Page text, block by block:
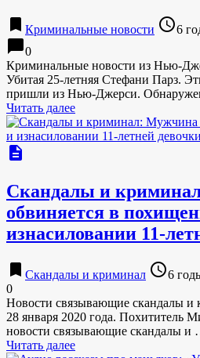
bookmark Криминальные новости access_time6
chat_bubble0
Криминальные новости из Нью-
Убитая 25-летняя Стефани Парз.
пришли из Нью-Джерси.
Читать далее
description
Скандалы и
обвиняется в
изнасиловании 11-
bookmark Скандалы и криминал access_time6
0
Новости связывающие скандалы и
28 января 2020 года. Похититель
новости связывающие скандалы и
Читать далее